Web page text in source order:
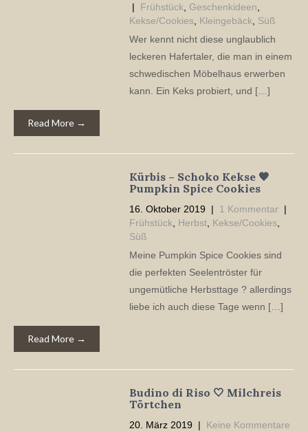
| Frühstück, Geschenkideen
Kekse/Cookies, Kleingebäck, Süß
Wer kennt nicht diese unglaublich
leckeren Hafertaler, die man in einem
schwedischen Möbelhaus erwerben
kann. Ein Keks probiert, und […]
Read More →
Kürbis – Schoko Kekse 🧡
Pumpkin Spice Cookies
16. Oktober 2019 | 1 Kommentar |
Frühstück, Herbst, Kekse/Cookies,
Süß
Meine Pumpkin Spice Cookies sind
die perfekten Seelentröster für
ungemütliche Herbsttage ? allerdings
liebe ich auch diese Tage wenn […]
Read More →
Budino di Riso 🤍 Milchreis
Törtchen
20. März 2019 | Keine Kommentare